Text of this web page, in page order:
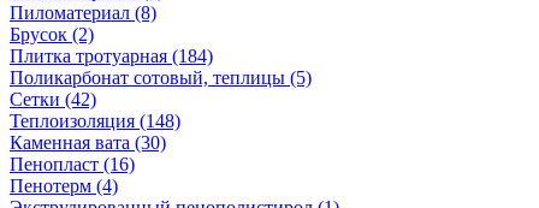
Пиломатериал (8)
Брусок (2)
Плитка тротуарная (184)
Поликарбонат сотовый, теплицы (5)
Сетки (42)
Теплоизоляция (148)
Каменная вата (30)
Пенопласт (16)
Пенотерм (4)